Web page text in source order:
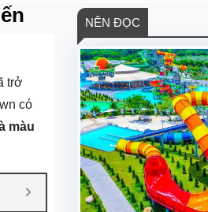
trở
có
màu
NÊN ĐỌC